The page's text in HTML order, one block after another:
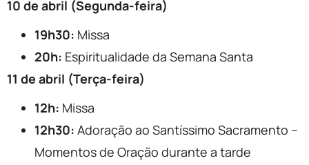
10 de abril (Segunda-feira)
19h30: Missa
20h: Espiritualidade da Semana Santa
11 de abril (Terça-feira)
12h: Missa
12h30: Adoração ao Santíssimo Sacramento –
Momentos de Oração durante a tarde